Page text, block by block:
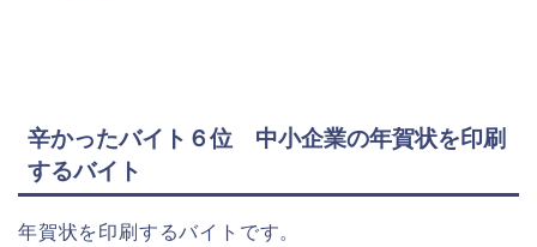
辛かったバイト６位 中小企業の年賀状を印刷
するバイト
年賀状を印刷するバイトです。